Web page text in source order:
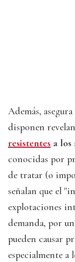
Además,
disponen
resistentes a
conocidas por
de tratar (o
señalan que el
explotaciones
demanda, por
pueden causar
especialmente a